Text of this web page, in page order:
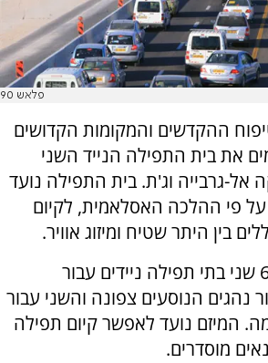
פלאש 90
ההקדשים והמקומות הקדושים
את בית התפילה הנייד השני
באקה אל-גרבייה וג'ת. בית התפילה נועד
פי ההלכה האסלאמית, לקיום
בין היתר שטיח ומיזוג אוויר.
כיום פועלים בכביש 6 שני בתי תפילה ניידים עבור
נהגים הנוסעים צפונה והשני עבור
המיזם נועד לאפשר קיום תפילה
מוסדרים.